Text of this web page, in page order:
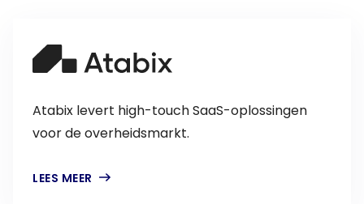
Atabix levert high-touch SaaS-oplossingen
voor de overheidsmarkt.
LEES MEER